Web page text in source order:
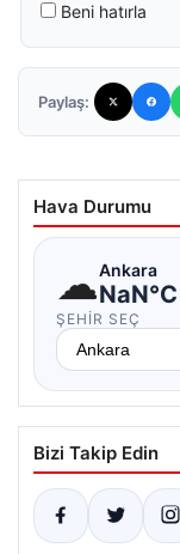
Beni hatırla
Paylaş:
Hava Durumu
☁Ankara
NaN°C
ŞEHIR SEÇ
Bizi Takip Edin